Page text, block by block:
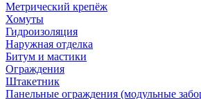
Метрический крепёж
Хомуты
Гидроизоляция
Наружная отделка
Битум и мастики
Ограждения
Штакетник
Панельные ограждения (модульные